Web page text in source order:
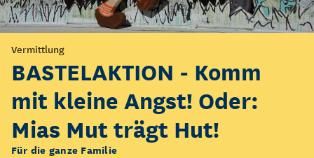
Vermittlung
BASTELAKTION - Komm
mit kleine Angst! Oder:
Mias Mut trägt Hut!
Für die ganze Familie